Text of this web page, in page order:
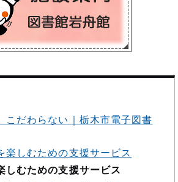
こだわらない｜栃木市電子図書
楽しむための支援サービス
しむための支援サービス